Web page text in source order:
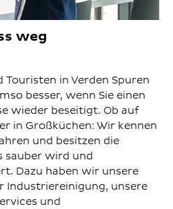
weg
Touristen in Verden Spuren
besser, wenn Sie einen
wieder beseitigt. Ob auf
in Großküchen: Wir kennen
und besitzen die
sauber wird und
Dazu haben wir unsere
Industriereinigung, unsere
und